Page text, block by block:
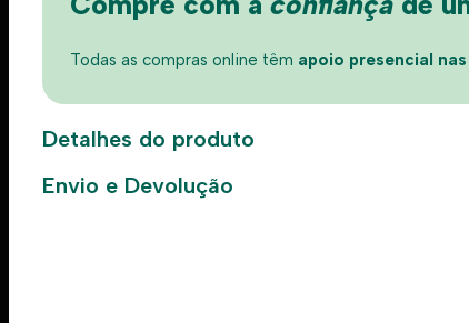
Todas as compras online têm apoio presencial
Detalhes do produto
Envio e Devolução